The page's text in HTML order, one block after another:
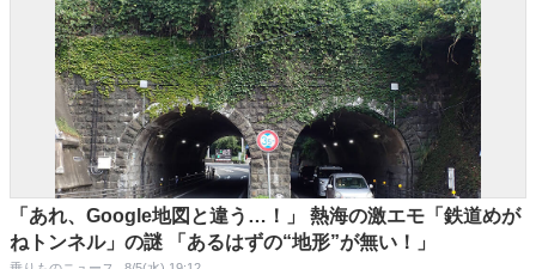
「あれ、Google地図と違う…！」 熱海の激エモ「鉄道めが
ねトンネル」の謎 「あるはずの“地形”が無い！」